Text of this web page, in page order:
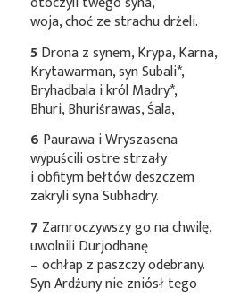
woja, choć ze strachu drżeli.
5Drona z synem, Krypa, Karna,
Krytawarman, synSubali*,
Bryhadbala i królMadry*,
Bhuri, Bhuriśrawas, Śala,
6 Paurawa i Wryszasena
wypuścili ostre strzały
i obfitym bełtów deszczem
zakryli syna Subhadry.
7 Zamroczywszy go na chwilę,
uwolnili Durjodhanę
– ochłap z paszczy odebrany.
Syn Ardźuny nie zniósł tego